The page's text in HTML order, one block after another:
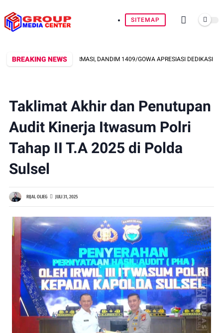
SITEMAP
BREAKING NEWSINFORMASI, DANDIM 1409/GOWA APRESIASI DEDIKASI
Taklimat Akhir dan Penutupan
Audit Kinerja Itwasum Polri
Tahap II T.A 2025 di Polda
Sulsel
RIJAL OLIEG JULI 31, 2025